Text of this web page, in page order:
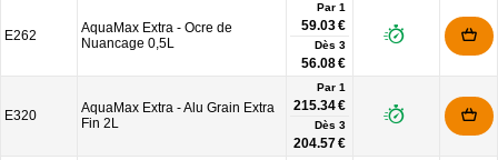
E262
AquaMax Extra - Ocre de
Nuancage 0,5L
Par 1
59.03 €
Dès 3
56.08 €
E320
AquaMax Extra - Alu Grain Extra
Fin 2L
Par 1
215.34 €
Dès 3
204.57 €